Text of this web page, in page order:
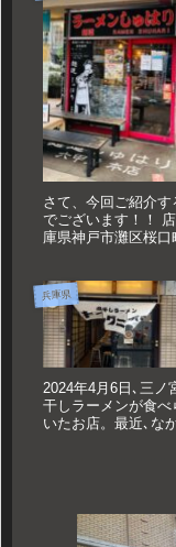
さて、今回ご紹介す
でございます！！
庫県神戸市灘区桜口
兵庫県
2024年4月6日､三ノ
干しラーメンが食
いたお店。最近､な